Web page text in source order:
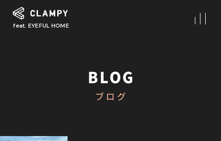
feat. EYEFUL HOME
Our Works
初めての家づくり
BLOG
ブログ